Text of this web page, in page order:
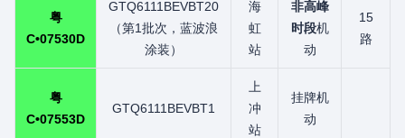
粤
C•07530D
GTQ6111BEVBT20
（第1批次，蓝波浪
涂装）
海
虹
站
非高峰
时段机
动
15
路
粤
C•07553D
GTQ6111BEVBT1
上
冲
站
挂牌机
动